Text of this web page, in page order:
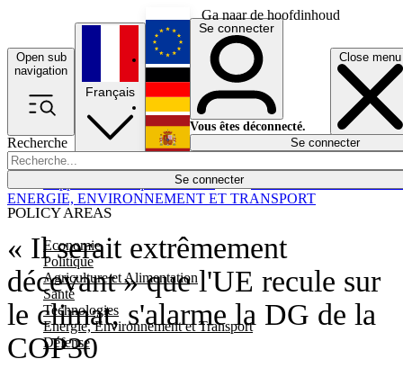
Ga naar de hoofdinhoud
Open sub
navigation
Close menu
Recherche
Se connecter
POLICY AREAS
Economie
Politique
Agriculture et Alimentation
Santé
Technologies
Energie, Environnement et Transport
Défense
Économie
Français
English
Deutsch
Español
Se connecter
Vous êtes déconnecté.
Se connecter
« Il serait extrêmement
décevant » que l'UE recule sur
le climat, s'alarme la DG de la
COP30
ENERGIE, ENVIRONNEMENT ET TRANSPORT